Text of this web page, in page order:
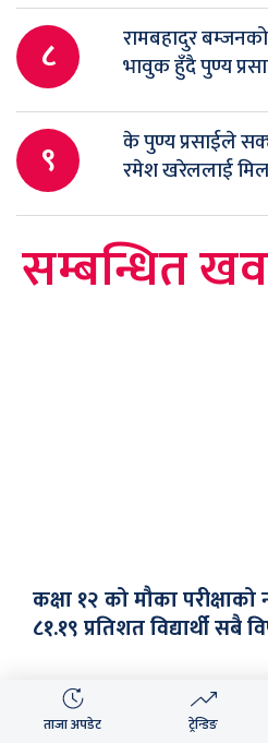
ताजा अपडेट ट्रेन्डिङ
८
रामबहादुर
भावुक हुँदै पुण्य
९
के पुण्य प्रसाईले
रमेश खरेललाई
सम्बन्धित
कक्षा १२ को मौका
८१.१९ प्रतिशत विद्यार्थी सबै